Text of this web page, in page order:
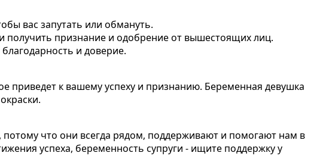
вас запутать или обмануть.
получить признание и одобрение от вышестоящих лиц.
и доверие.
приведет к вашему успеху и признанию. Беременная девушка
что они всегда рядом, поддерживают и помогают нам в
успеха, беременность супруги - ищите поддержку у